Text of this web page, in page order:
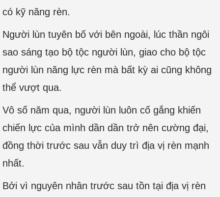
có kỹ năng rèn.
Người lùn tuyên bố với bên ngoài, lúc thần ngôi
sao sáng tạo bộ tộc người lùn, giao cho bộ tộc
người lùn năng lực rèn mà bất kỳ ai cũng không
thể vượt qua.
Vô số năm qua, người lùn luôn cố gắng khiến
chiến lực của mình dần dần trở nên cường đại,
đồng thời trước sau vẫn duy trì địa vị rèn mạnh
nhất.
Bởi vì nguyên nhân trước sau tồn tại địa vị rèn